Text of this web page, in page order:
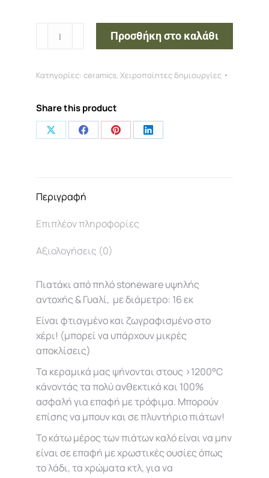
Προσθήκη στο καλάθι
Κατηγορίες: ceramics, Χειροποίητες δημιουργίες
Share this product
Περιγραφή
Επιπλέον πληροφορίες
Αξιολογήσεις (0)
Πιατάκι από πηλό stoneware υψηλής
αντοχής & Γυαλί, με διάμετρο: 16 εκ
Είναι φτιαγμένο και ζωγραφισμένο στο
χέρι! (μπορεί να υπάρχουν μικρές
αποκλίσεις)
Τα κεραμικά μας ψήνονται στους >1200°C
κάνοντάς τα πολύ ανθεκτικά και 100%
ασφαλή για επαφή με τρόφιμα. Μπορούν
επίσης να μπουν και σε πλυντήριο πιάτων!
Το κάτω μέρος των πιάτων καλό είναι να μην
είναι σε επαφή με χρωστικές ουσίες όπως
το λάδι, τα χρώματα κτλ, για να